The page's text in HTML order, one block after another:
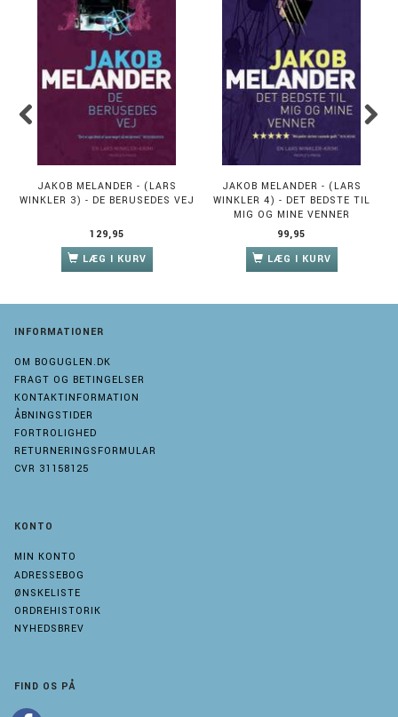
JAKOB MELANDER - (LARS
WINKLER 3) - DE BERUSEDES VEJ
129,95
LÆG I KURV
JAKOB MELANDER - (LARS
WINKLER 4) - DET BEDSTE TIL
MIG OG MINE VENNER
99,95
LÆG I KURV
INFORMATIONER
OM BOGUGLEN.DK
FRAGT OG BETINGELSER
KONTAKTINFORMATION
ÅBNINGSTIDER
FORTROLIGHED
RETURNERINGSFORMULAR
CVR 31158125
KONTO
MIN KONTO
ADRESSEBOG
ØNSKELISTE
ORDREHISTORIK
NYHEDSBREV
FIND OS PÅ